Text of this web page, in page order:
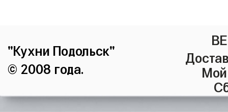
"Кухни Подольск"
© 2008 года.